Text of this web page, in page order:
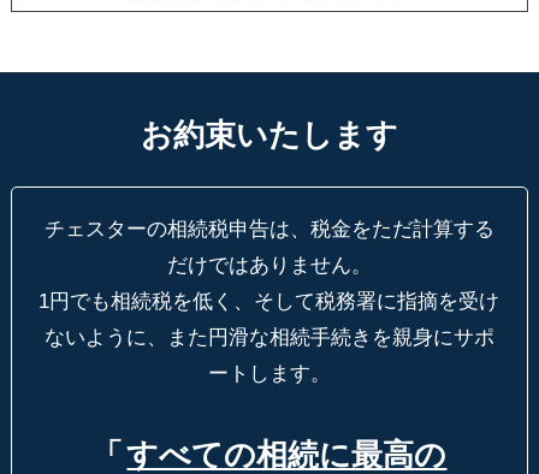
お約束いたします
チェスターの相続税申告は、税金をただ計算する
だけではありません。
1円でも相続税を低く、そして税務署に指摘を受け
ないように、
また円滑な相続手続きを親身にサポ
ートします。
「 すべての相続に最高の